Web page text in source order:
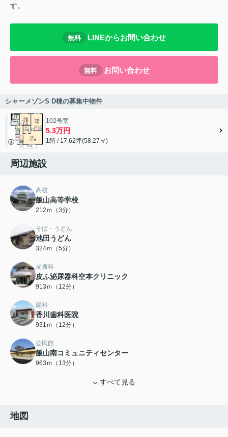
す。
無料 LINEからお問い合わせ
無料 お問い合わせ
シャーメゾンS D棟の募集中物件
102号室
5.3万円
1階 / 17.62坪(58.27㎡)
周辺施設
高校
飯山高等学校
212ｍ（3分）
そば・うどん
池田うどん
324ｍ（5分）
皮膚科
皮ふ泌尿器科空本クリニック
913ｍ（12分）
歯科
香川歯科医院
931ｍ（12分）
公民館
飯山南コミュニティセンター
963ｍ（13分）
すべて見る
地図